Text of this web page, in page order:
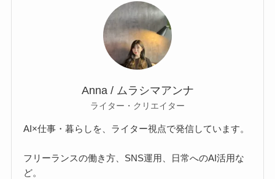
Anna / ムラシマアンナ
ライター・クリエイター
AI×仕事・暮らしを、ライター視点で発信しています。
フリーランスの働き方、SNS運用、日常へのAI活用な
ど。